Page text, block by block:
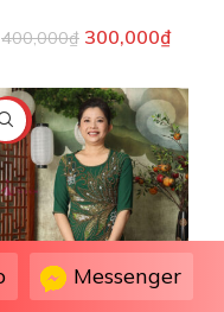
400,000₫ 300,000₫
dài bà sui màu xanh
Messenger